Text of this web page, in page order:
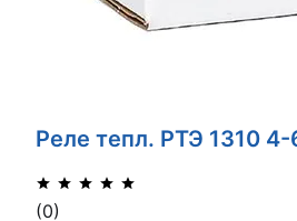
Реле тепл. РТЭ 1310
(0)